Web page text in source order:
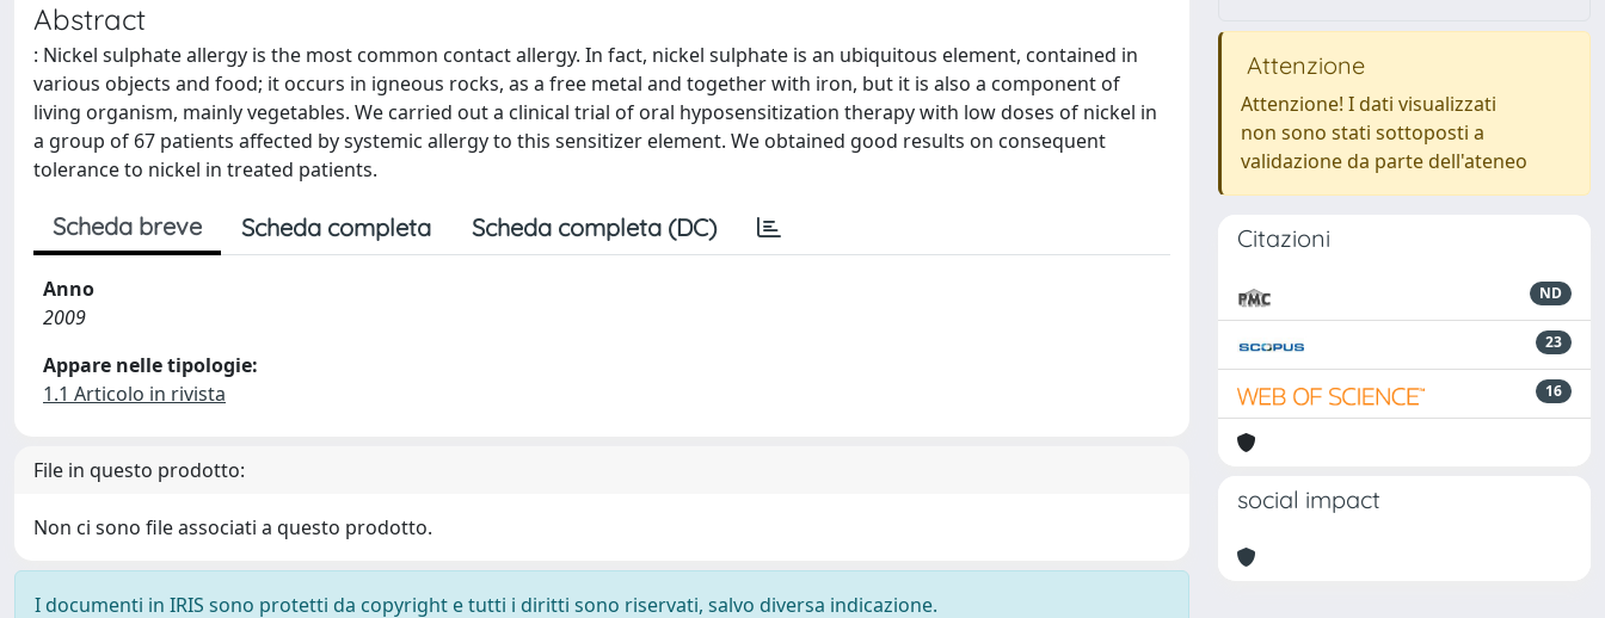
Abstract
: Nickel sulphate allergy is the most common contact allergy. In fact, nickel sulphate is an ubiquitous element, contained in
various objects and food; it occurs in igneous rocks, as a free metal and together with iron, but it is also a component of
living organism, mainly vegetables. We carried out a clinical trial of oral hyposensitization therapy with low doses of nickel in
a group of 67 patients affected by systemic allergy to this sensitizer element. We obtained good results on consequent
tolerance to nickel in treated patients.
Scheda breve Scheda completa Scheda completa (DC)
Anno
2009
Appare nelle tipologie:
1.1 Articolo in rivista
File in questo prodotto:
Non ci sono file associati a questo prodotto.
I documenti in IRIS sono protetti da copyright e tutti i diritti sono riservati, salvo diversa indicazione.
Attenzione
Attenzione! I dati visualizzati
non sono stati sottoposti a
validazione da parte dell'ateneo
Citazioni
ND
23
16
social impact